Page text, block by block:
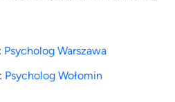
Psycholog Warszawa
Psycholog Wołomin